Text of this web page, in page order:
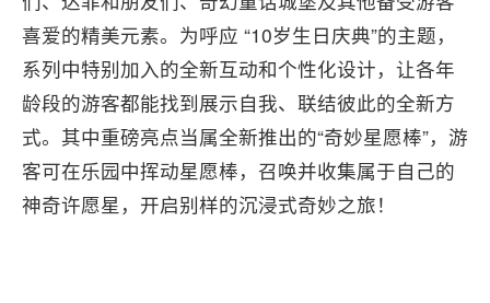
喜爱的精美元素。为呼应 “10岁生日庆典”的主题，
系列中特别加入的全新互动和个性化设计，让各年
龄段的游客都能找到展示自我、联结彼此的全新方
式。其中重磅亮点当属全新推出的“奇妙星愿棒”，游
客可在乐园中挥动星愿棒，召唤并收集属于自己的
神奇许愿星，开启别样的沉浸式奇妙之旅！